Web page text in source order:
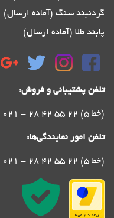
گردنبند سنگ (آماده ارسال)
پابند طلا (آماده ارسال)
تلفن پشتیبانی و فروش:
021 - 28 42 55 22 (5 خط)
تلفن امور نمایندگی‌ها:
021 - 28 42 55 22 (5 خط)